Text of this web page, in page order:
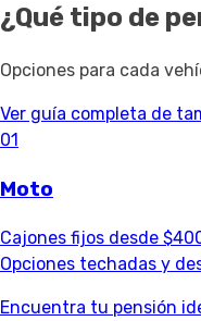
¿Qué tipo de
Opciones para cada
Ver guía completa de
01
Moto
Cajones fijos desde
Opciones techadas y
Encuentra tu pensión